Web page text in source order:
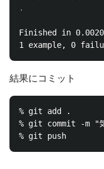
Finished in
結果にコミット
% git add .
% git commit -m "